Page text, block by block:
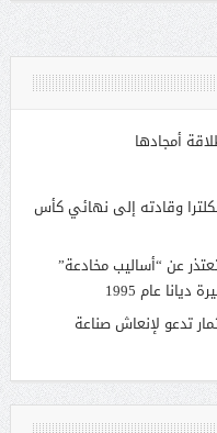
أمجادها
وقادته إلى نهائي كأس
عن “أساليب مخادعة”
عام 1995
تدعو لإنعاش صناعة